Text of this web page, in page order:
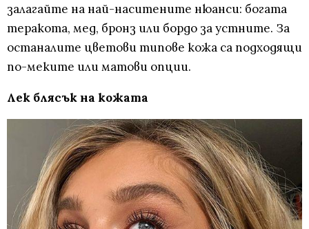
залагайте на най-наситените нюанси: богата
теракота, мед, бронз или бордо за устните. За
останалите цветови типове кожа са подходящи
по-меките или матови опции.
Лек блясък на кожата